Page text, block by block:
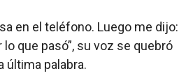
en el teléfono. Luego me dijo:
lo que pasó”, su voz se quebró
última palabra.